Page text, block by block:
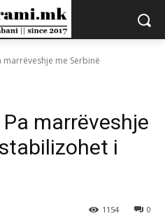
marrëveshje me Serbinë
marrëveshje
i
0
1154